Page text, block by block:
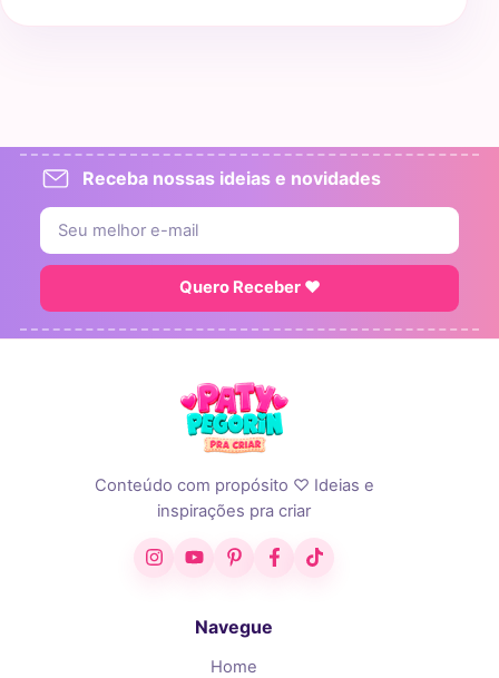
Receba nossas ideias e novidades
Quero Receber ♥
Conteúdo com propósito ♡ Ideias e
inspirações pra criar
InstagramYouTubePinterestFacebook
TikTok
Navegue
Home